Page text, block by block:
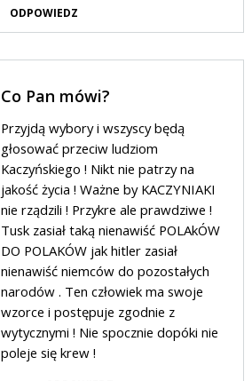
ODPOWIEDZ
Co Pan mówi?
Przyjdą wybory i wszyscy będą
głosować przeciw ludziom
Kaczyńskiego ! Nikt nie patrzy na
jakość życia ! Ważne by KACZYNIAKI
nie rządzili ! Przykre ale prawdziwe !
Tusk zasiał taką nienawiść POLAkÓW
DO POLAKÓW jak hitler zasiał
nienawiść niemców do pozostałych
narodów . Ten człowiek ma swoje
wzorce i postępuje zgodnie z
wytycznymi ! Nie spocznie dopóki nie
poleje się krew !